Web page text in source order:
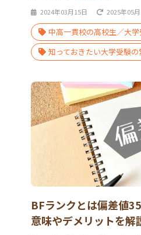
2024年03月15日 2025年05
中高一貫校の高校生／大
知っておきたい大学受験の
BFランクとは偏差値
意味やデメリットを解